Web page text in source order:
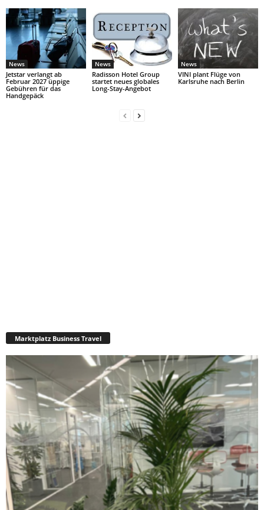
News
Jetstar verlangt ab
Februar 2027 üppige
Gebühren für das
Handgepäck
News
Radisson Hotel Group
startet neues globales
Long-Stay-Angebot
News
VINI plant Flüge von
Karlsruhe nach Berlin
Marktplatz Business Travel